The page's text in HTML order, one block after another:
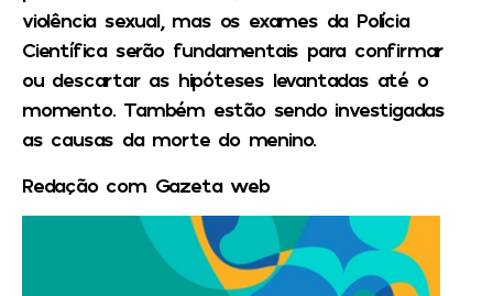
violência sexual, mas os exames da Polícia
Científica serão fundamentais para confirmar
ou descartar as hipóteses levantadas até o
momento. Também estão sendo investigadas
as causas da morte do menino.
Redação com Gazeta web